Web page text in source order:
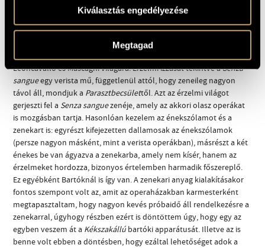
Kiválasztás engedélyezése
Megtagad
Mennyiben határozta meg az olasz nyelv a mű stílusát?
Alapvetően. A cselekmény a múlt századforduló atmoszféráját
sugallja, olyasféle olaszos, mediterrán érzelmi intenzitás sugárzik
belőle, amiből az ember könnyen asszociál a verista operákra,
Leoncavallo és Mascagni világára. Érzelmi izzását tekintve aSenza
sangueegy verista mű, függetlenül attól, hogy zeneileg nagyon
távol áll, mondjuk a Parasztbecsülettől. Azt az érzelmi világot
gerjeszti fel a Senza sanguezenéje, amely az akkori olasz operákat
is mozgásban tartja. Hasonlóan kezelem az énekszólamot és a
zenekart is: egyrészt kifejezetten dallamosak az énekszólamok
(persze nagyon másként, mint a verista operákban), másrészt a két
énekes be van ágyazva a zenekarba, amely nem kísér, hanem az
érzelmeket hordozza, bizonyos értelemben harmadik főszereplő.
Ez egyébként Bartóknál is így van. A zenekari anyag kialakításakor
fontos szempont volt az, amit az operaházakban karmesterként
megtapasztaltam, hogy nagyon kevés próbaidő áll rendelkezésre a
zenekarral, úgyhogy részben ezért is döntöttem úgy, hogy egy az
egyben veszem át a Kékszakállúbartóki apparátusát. Illetve az is
benne volt ebben a döntésben, hogy ezáltal lehetőséget adok a